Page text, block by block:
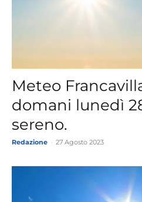
Meteo
domani lunedì
sereno.
Redazione 27 Agosto 2023